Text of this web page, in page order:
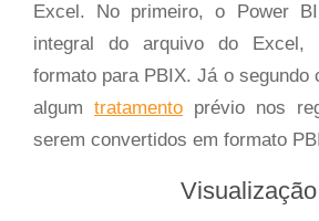
Excel. No primeiro, o Power
integral do arquivo do Excel,
formato para PBIX. Já o segundo
algum tratamento prévio nos
serem convertidos em formato
Visualização